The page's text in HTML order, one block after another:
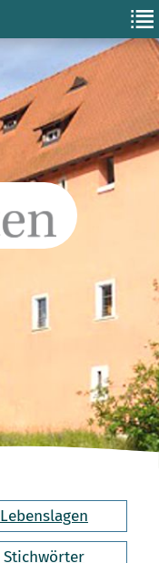
Lebenslagen
Stichwörter